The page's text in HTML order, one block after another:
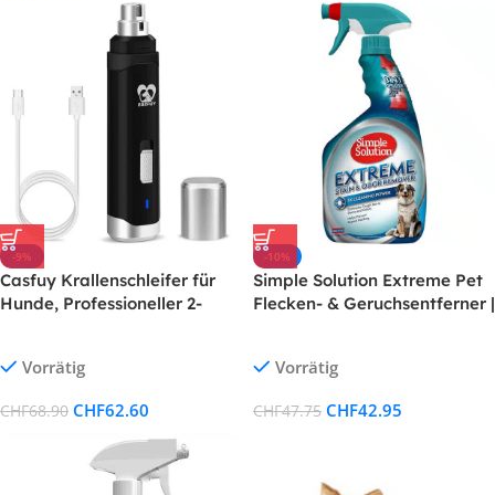
-9%
Casfuy Krallenschleifer für
Hunde, Professioneller 2-
Krallenschneider für
Pfotenpflege und -glättung
für kleine, mittelgrosse
Hunde und Katzen
Vorrätig
CHF68.90 CHF62.60
-10%
Simple Solution Extreme Pet
Flecken- & Geruchsentferner |
Vorrätig
CHF47.75 CHF42.95